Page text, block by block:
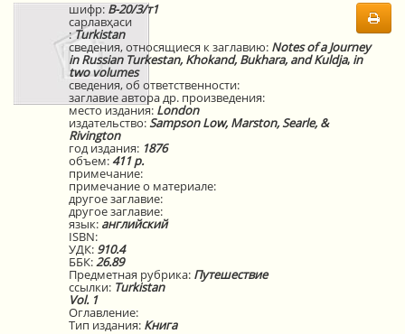
шифр:В-20/3/т1
сарлавҳаси
:Turkistan
сведения, относящиеся к заглавию: Notes of a Journey
in Russian Turkestan, Khokand, Bukhara, and Kuldja, in
two volumes
сведения, об ответственности:
заглавие автора др. произведения:
место издания: London
издательство:Sampson Low, Marston, Searle, &
Rivington
год издания: 1876
объем:411 p.
примечание:
примечание о материале:
другое заглавие:
другое заглавие:
язык: английский
ISBN:
УДК: 910.4
ББК:26.89
Предметная рубрика: Путешествие
ссылки: Turkistan
Vol. 1
Оглавление:
Тип издания: Книга